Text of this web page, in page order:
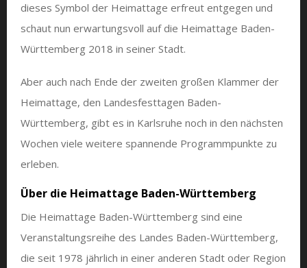
dieses Symbol der Heimattage erfreut entgegen und
schaut nun erwartungsvoll auf die Heimattage Baden-
Württemberg 2018 in seiner Stadt.
Aber auch nach Ende der zweiten großen Klammer der
Heimattage, den Landesfesttagen Baden-
Württemberg, gibt es in Karlsruhe noch in den nächsten
Wochen viele weitere spannende Programmpunkte zu
erleben.
Über die Heimattage Baden-Württemberg
Die Heimattage Baden-Württemberg sind eine
Veranstaltungsreihe des Landes Baden-Württemberg,
die seit 1978 jährlich in einer anderen Stadt oder Region